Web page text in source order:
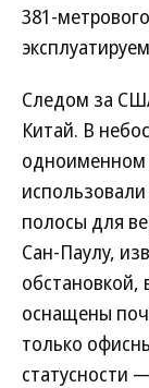
381-
Следом за
Китай. В
одноименном
полосы для
Сан-Паулу,
оснащены
только
статусности